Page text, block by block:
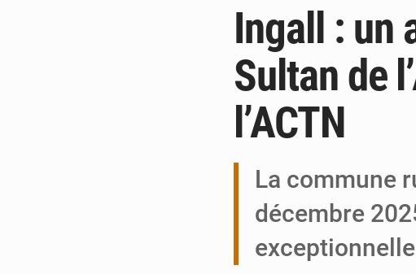
6
Ingall : un
Sultan de
l’ACTN
La commune
décembre